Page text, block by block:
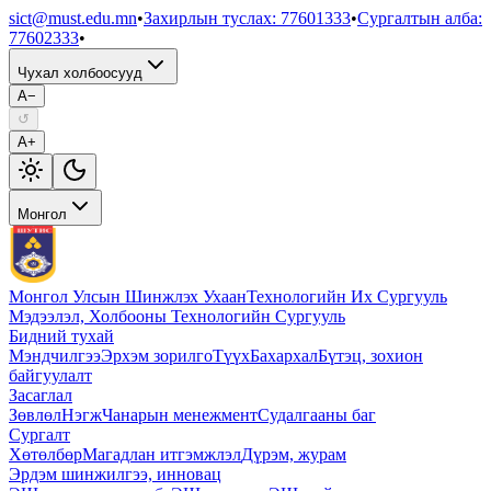
sict@must.edu.mn•Захирлын туслах: 77601333•Сургалтын алба:
77602333•
Чухал холбоосууд
A−
↺
A+
Монгол
Монгол Улсын Шинжлэх УхаанТехнологийн Их Сургууль
Мэдээлэл, Холбооны Технологийн Сургууль
Бидний тухай
МэндчилгээЭрхэм зорилгоТүүхБахархалБүтэц, зохион
байгуулалт
Засаглал
ЗөвлөлНэгжЧанарын менежментСудалгааны баг
Сургалт
ХөтөлбөрМагадлан итгэмжлэлДүрэм, журам
Эрдэм шинжилгээ, инновац